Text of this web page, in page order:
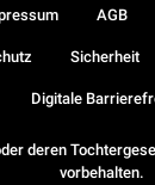
deren
vorbehalten.
AGB
Sicherheit
Digitale